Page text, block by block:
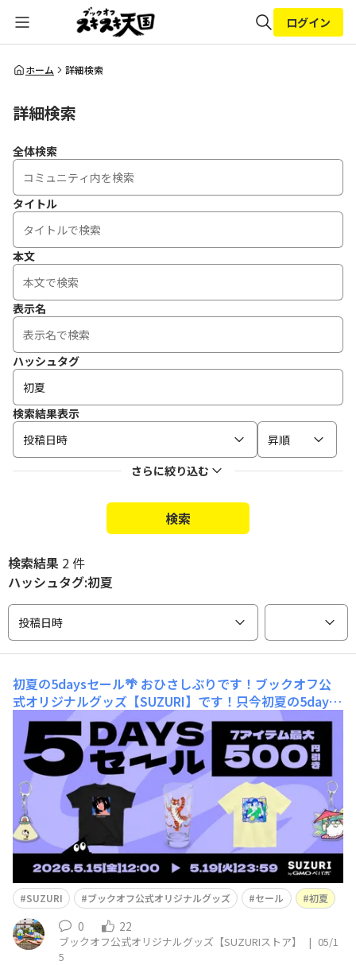
全体検索
ログイン
ホーム 詳細検索
詳細検索
全体検索
タイトル
本文
表示名
ハッシュタグ
検索結果表示
投稿日時
昇順
さらに絞り込む
検索
検索結果 2 件
ハッシュタグ:初夏
投稿日時
初夏の5daysセール🌴 おひさしぶりです！ブックオフ公
式オリジナルグッズ【SUZURI】です！只今初夏の5days
セール開催中です～🌻夏に大活躍のスタンダードTシャツ
が500円引き👕他にもアクリルキーホルダーアクリルスタ
ンドロンググラスが対象です～🍹 開催期間は5月19日
（火）まで！💁‍♀️是非チェックしてみてください！h
SUZURI ブックオフ公式オリジナルグッズ セール 初夏
0 22
ブックオフ公式オリジナルグッズ【SUZURIストア】 | 05/1
5